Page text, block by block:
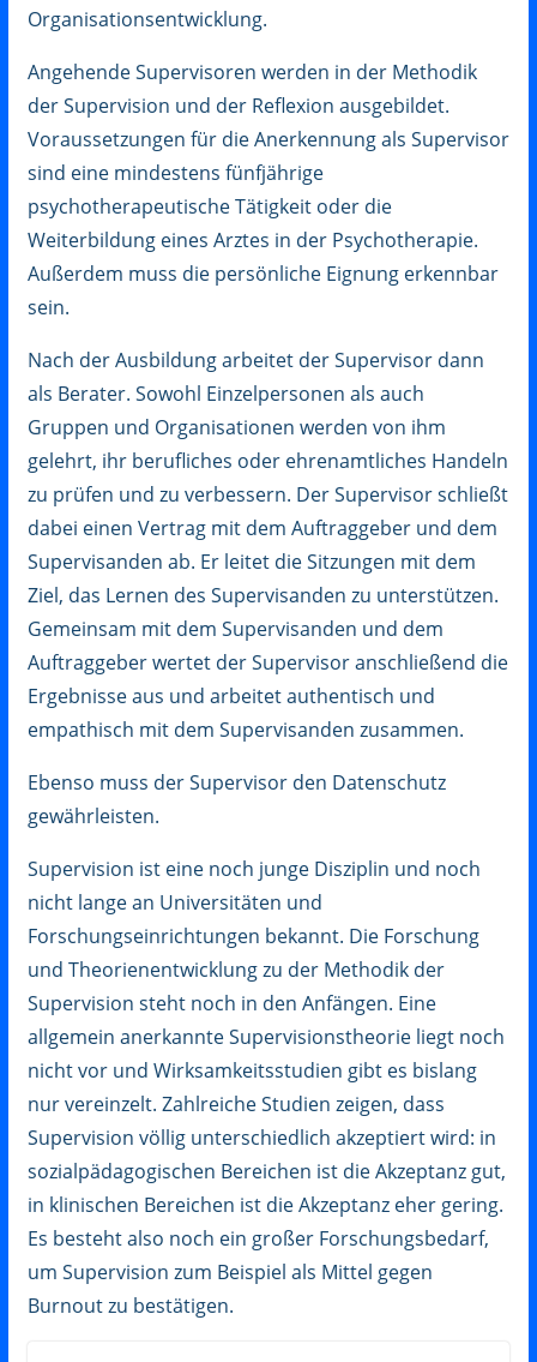
Organisationsentwicklung.
Angehende Supervisoren werden in der Methodik
der Supervision und der Reflexion ausgebildet.
Voraussetzungen für die Anerkennung als Supervisor
sind eine mindestens fünfjährige
psychotherapeutische Tätigkeit oder die
Weiterbildung eines Arztes in der Psychotherapie.
Außerdem muss die persönliche Eignung erkennbar
sein.
Nach der Ausbildung arbeitet der Supervisor dann
als Berater. Sowohl Einzelpersonen als auch
Gruppen und Organisationen werden von ihm
gelehrt, ihr berufliches oder ehrenamtliches Handeln
zu prüfen und zu verbessern. Der Supervisor schließt
dabei einen Vertrag mit dem Auftraggeber und dem
Supervisanden ab. Er leitet die Sitzungen mit dem
Ziel, das Lernen des Supervisanden zu unterstützen.
Gemeinsam mit dem Supervisanden und dem
Auftraggeber wertet der Supervisor anschließend die
Ergebnisse aus und arbeitet authentisch und
empathisch mit dem Supervisanden zusammen.
Ebenso muss der Supervisor den Datenschutz
gewährleisten.
Supervision ist eine noch junge Disziplin und noch
nicht lange an Universitäten und
Forschungseinrichtungen bekannt. Die Forschung
und Theorienentwicklung zu der Methodik der
Supervision steht noch in den Anfängen. Eine
allgemein anerkannte Supervisionstheorie liegt noch
nicht vor und Wirksamkeitsstudien gibt es bislang
nur vereinzelt. Zahlreiche Studien zeigen, dass
Supervision völlig unterschiedlich akzeptiert wird: in
sozialpädagogischen Bereichen ist die Akzeptanz gut,
in klinischen Bereichen ist die Akzeptanz eher gering.
Es besteht also noch ein großer Forschungsbedarf,
um Supervision zum Beispiel als Mittel gegen
Burnout zu bestätigen.